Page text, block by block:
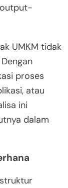
UMKM tidak
proses
atau
ini
dalam